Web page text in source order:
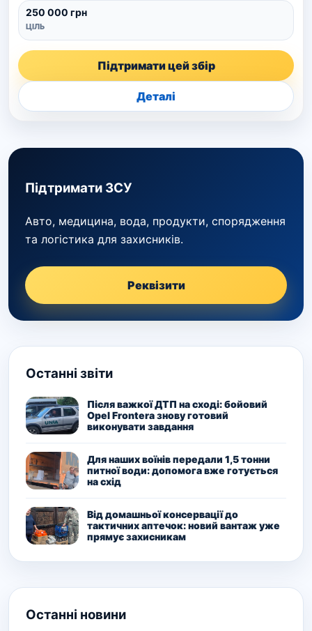
250 000 грн
ЦІЛЬ
Підтримати цей збір
Деталі
Підтримати ЗСУ
Авто, медицина, вода, продукти, спорядження
та логістика для захисників.
Реквізити
Останні звіти
Після важкої ДТП на сході: бойовий
Opel Frontera знову готовий
виконувати завдання
Для наших воїнів передали 1,5 тонни
питної води: допомога вже готується
на схід
Від домашньої консервації до
тактичних аптечок: новий вантаж уже
прямує захисникам
Останні новини